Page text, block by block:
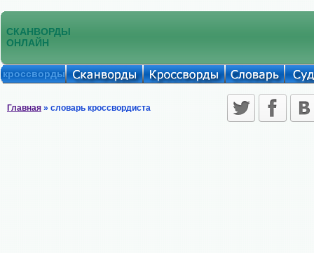
СКАНВОРДЫ
ОНЛАЙН
кроссворды
Главная » словарь кроссвордиста